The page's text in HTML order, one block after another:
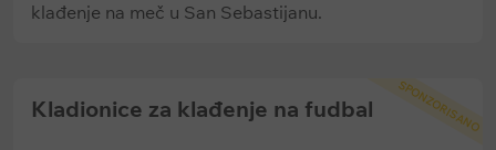
klađenje na meč u San Sebastijanu.
SPONZORISANO
Kladionice za klađenje na fudbal